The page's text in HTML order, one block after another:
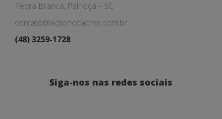
Pedra Branca, Palhoça – SC
contato@actioncoachsc.com.br
(48) 3259-1728
Siga-nos nas redes sociais